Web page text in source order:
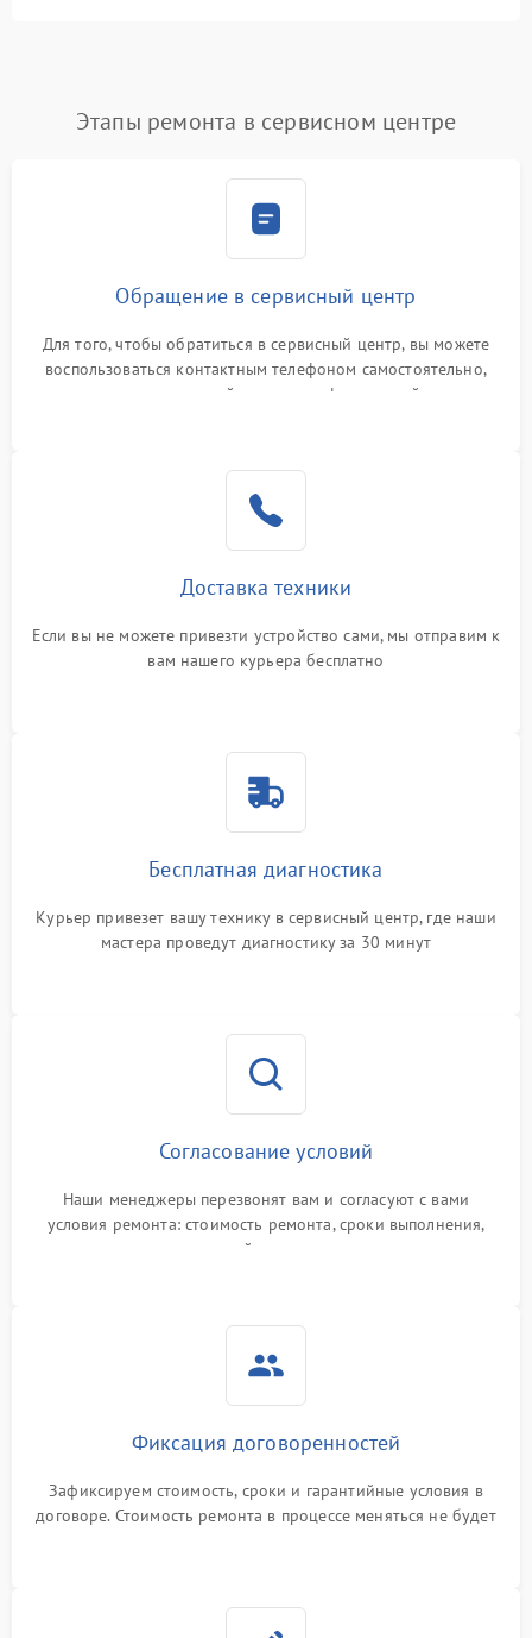
Этапы ремонта в сервисном центре
Обращение в сервисный центр
Для того, чтобы обратиться в сервисный центр, вы можете
воспользоваться контактным телефоном самостоятельно,
или оставить свой номер телефона на сайте
Доставка техники
Если вы не можете привезти устройство сами, мы отправим к
вам нашего курьера бесплатно
Бесплатная диагностика
Курьер привезет вашу технику в сервисный центр, где наши
мастера проведут диагностику за 30 минут
Согласование условий
Наши менеджеры перезвонят вам и согласуют с вами
условия ремонта: стоимость ремонта, сроки выполнения,
гарантийные условия
Фиксация договоренностей
Зафиксируем стоимость, сроки и гарантийные условия в
договоре. Стоимость ремонта в процессе меняться не будет